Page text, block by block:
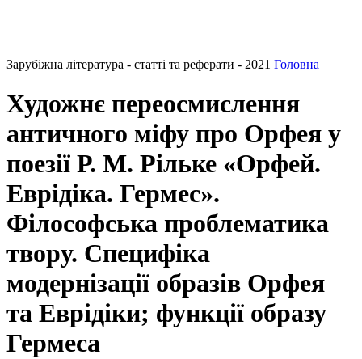
Зарубіжна література - статті та реферати - 2021 Головна
Художнє переосмислення
античного міфу про Орфея у
поезії Р. М. Рільке «Орфей.
Еврідіка. Гермес».
Філософська проблематика
твору. Специфіка
модернізації образів Орфея
та Еврідіки; функції образу
Гермеса